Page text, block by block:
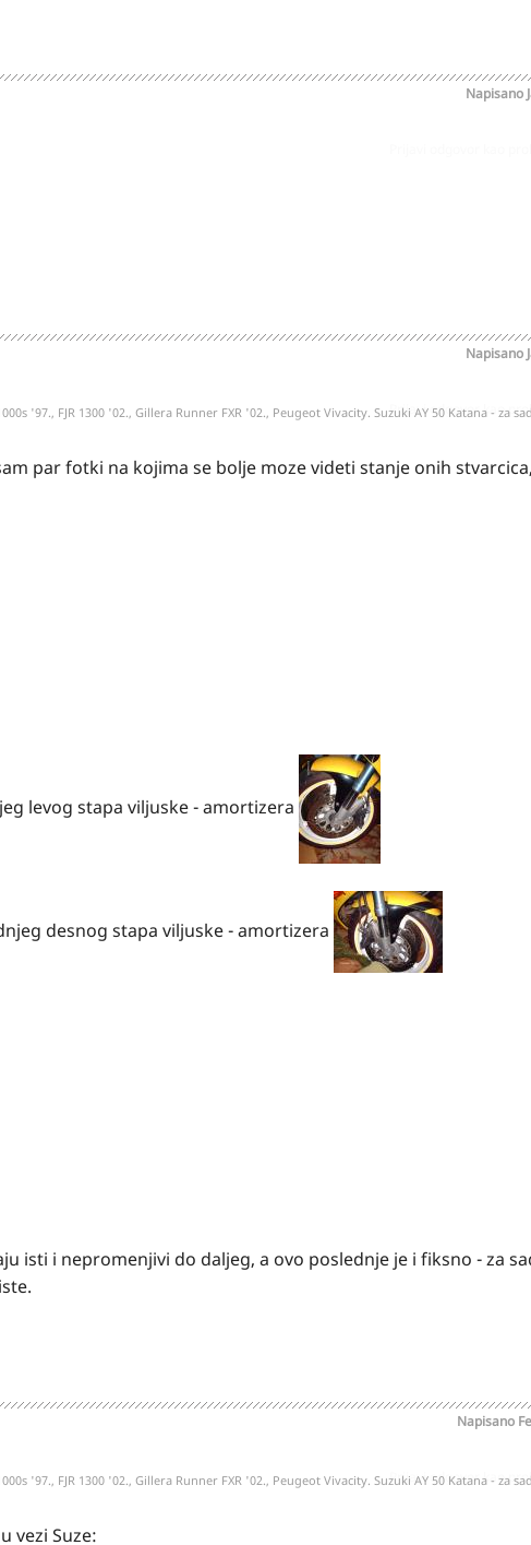
Napisano
Napisano
'97., FJR 1300 '02., Gillera Runner FXR '02., Peugeot Vivacity. Suzuki AY 50 Katana - za
Prijavi odgovor kao
par fotki na kojima se bolje moze videti stanje onih
levog stapa viljuske - amortizera
desnog stapa viljuske - amortizera
isti i nepromenjivi do daljeg, a ovo poslednje je i fiksno - za
Napisano
'97., FJR 1300 '02., Gillera Runner FXR '02., Peugeot Vivacity. Suzuki AY 50 Katana - za
Prijavi odgovor kao
vezi Suze: